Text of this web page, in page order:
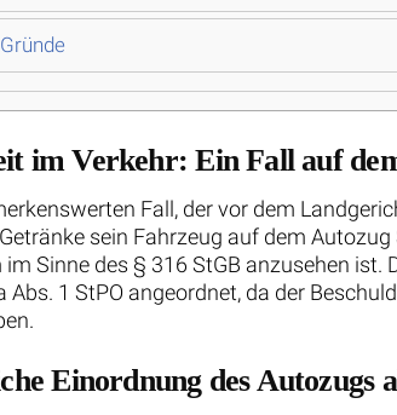
Gründe
im Verkehr: Ein Fall auf
Fall, der vor dem
sein Fahrzeug auf dem
Sinne des § 316 StGB anzusehen
Abs. 1 StPO angeordnet, da der
Einordnung des Autozugs